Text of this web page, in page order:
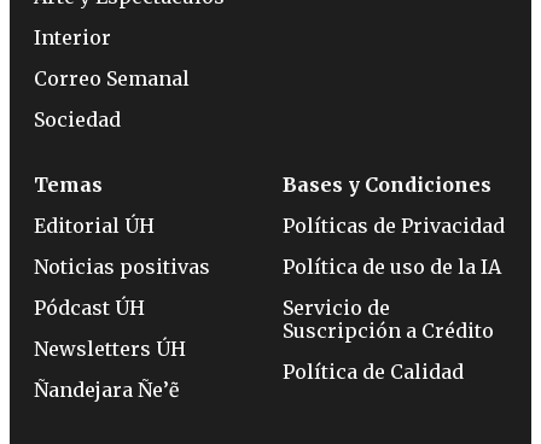
Interior
Correo Semanal
Sociedad
Temas
Editorial ÚH
Noticias positivas
Pódcast ÚH
Newsletters ÚH
Ñandejara Ñe’ẽ
Bases y Condiciones
Políticas de Privacidad
Política de uso de la IA
Servicio de
Suscripción a Crédito
Política de Calidad